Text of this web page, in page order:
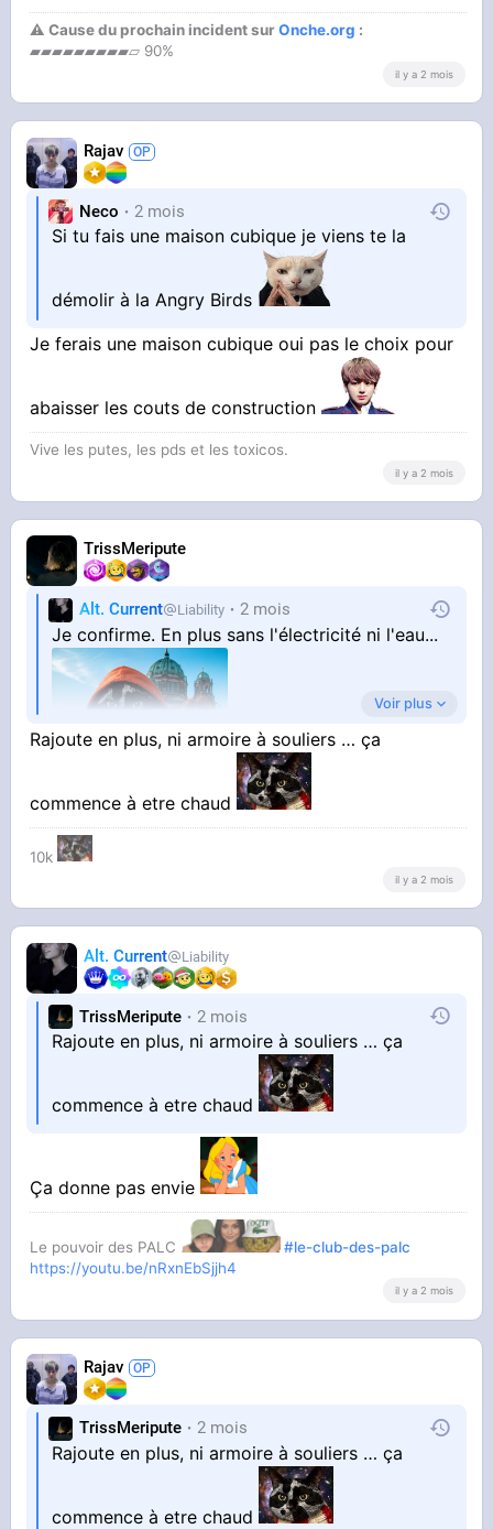
50k max sans le prix du terrain je payerais pour
une analyse structurelle puis c’est tout
Puis la loi je m’en tape j’achèterais un ar15 si un
huissier veut de la caillasse dtf je compte pas
vivre au dela de 45 ans
⚠ Cause du prochain incident surOnche.org :
▰▰▰▰▰▰▰▰▰▱ 90%
il y a 2 mois
Rajav
Neco 2 mois
Si tu fais une maison cubique je viens te la
démolir à la Angry Birds
Je ferais une maison cubique oui pas le choix pour
abaisser les couts de construction
Vive les putes, les pds et les toxicos.
il y a 2 mois
TrissMeripute
Alt. Current Liability 2 mois
Je confirme. En plus sans l'électricité ni l'eau...
Voir plus
Rajoute en plus, ni armoire à souliers … ça
commence à etre chaud
10k
il y a 2 mois
Alt. Current Liability
TrissMeripute 2 mois
Rajoute en plus, ni armoire à souliers … ça
commence à etre chaud
Ça donne pas envie
Le pouvoir des PALC
#le-club-des-palc
https://youtu.be/nRxnEbSjjh4
il y a 2 mois
Rajav
TrissMeripute 2 mois
Rajoute en plus, ni armoire à souliers … ça
commence à etre chaud